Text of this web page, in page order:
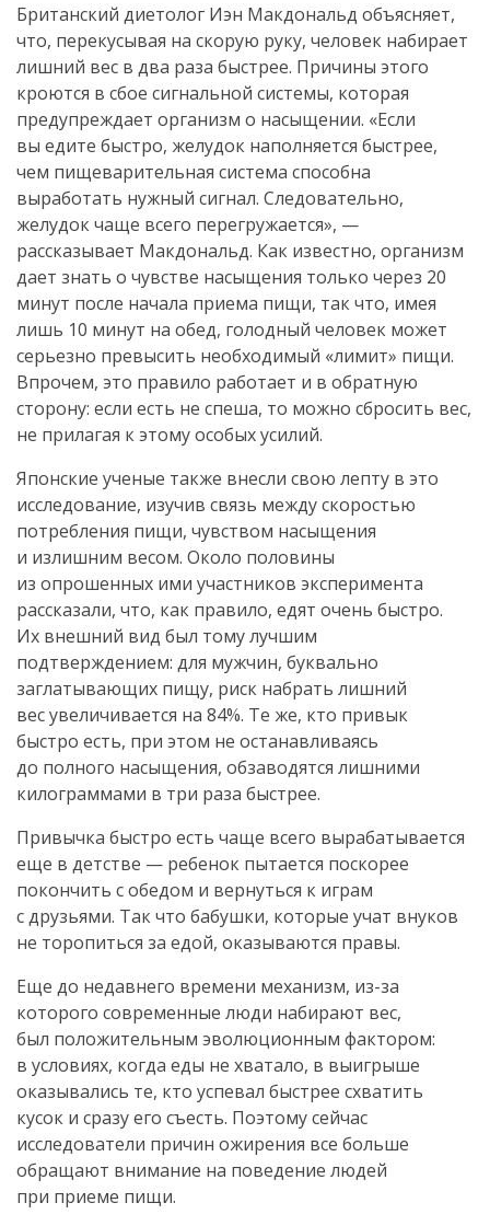
Британский диетолог Иэн Макдональд объясняет,
что, перекусывая на скорую руку, человек набирает
лишний вес в два раза быстрее. Причины этого
кроются в сбое сигнальной системы, которая
предупреждает организм о насыщении. «Если
вы едите быстро, желудок наполняется быстрее,
чем пищеварительная система способна
выработать нужный сигнал. Следовательно,
желудок чаще всего перегружается», —
рассказывает Макдональд. Как известно, организм
дает знать о чувстве насыщения только через 20
минут после начала приема пищи, так что, имея
лишь 10 минут на обед, голодный человек может
серьезно превысить необходимый «лимит» пищи.
Впрочем, это правило работает и в обратную
сторону: если есть не спеша, то можно сбросить вес,
не прилагая к этому особых усилий.
Японские ученые также внесли свою лепту в это
исследование, изучив связь между скоростью
потребления пищи, чувством насыщения
и излишним весом. Около половины
из опрошенных ими участников эксперимента
рассказали, что, как правило, едят очень быстро.
Их внешний вид был тому лучшим
подтверждением: для мужчин, буквально
заглатывающих пищу, риск набрать лишний
вес увеличивается на 84%. Те же, кто привык
быстро есть, при этом не останавливаясь
до полного насыщения, обзаводятся лишними
килограммами в три раза быстрее.
Привычка быстро есть чаще всего вырабатывается
еще в детстве — ребенок пытается поскорее
покончить с обедом и вернуться к играм
с друзьями. Так что бабушки, которые учат внуков
не торопиться за едой, оказываются правы.
Еще до недавнего времени механизм, из-за
которого современные люди набирают вес,
был положительным эволюционным фактором:
в условиях, когда еды не хватало, в выигрыше
оказывались те, кто успевал быстрее схватить
кусок и сразу его съесть. Поэтому сейчас
исследователи причин ожирения все больше
обращают внимание на поведение людей
при приеме пищи.